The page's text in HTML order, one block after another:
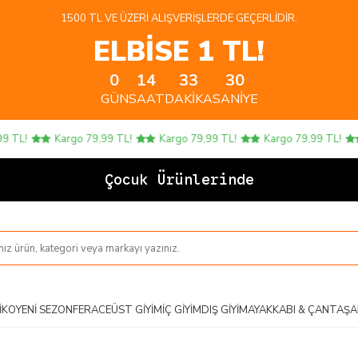
1500 TL VE ÜZERI ALIŞVERIŞLERDE GEÇERLIDIR.
ELBİSE 1 TL!
0
GÜN
14
SAAT
33
DAKIKA
29
SANIYE
Kargo 79,99 TL! Kargo 79,99 TL! Kargo 79,99 TL!
Çocuk Ürünlerinde 4
YENI SEZONFERACEÜST GIYIMİÇ GIYIMDIŞ GIYIMAYAKKABI & ÇANTA